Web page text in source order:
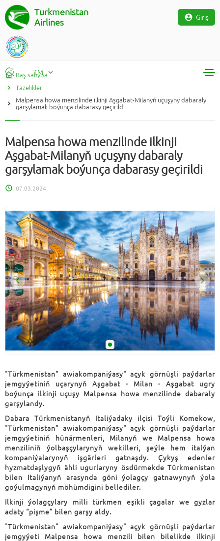
Turkmenistan
Airlines
Giriş
TM
RU
TM
Baş sahypa
Täzelikler
Malpensa howa menzilinde ilkinji Aşgabat-Milanyň uçuşyny dabaraly
garşylamak boýunça dabarasy geçirildi
Malpensa howa menzilinde ilkinji
Aşgabat-Milanyň uçuşyny dabaraly
garşylamak boýunça dabarasy geçirildi
07.03.2024
"Türkmenistan" awiakompaniýasy" açyk görnüşli paýdarlar
jemgyýetiniň uçarynyň Aşgabat - Milan - Aşgabat ugry
boýunça ilkinji uçuşy Malpensa howa menzilinde dabaraly
garşylandy.
Dabara Türkmenistanyň Italiýadaky ilçisi Toýli Komekow,
"Türkmenistan" awiakompaniýasy" açyk görnüşli paýdarlar
jemgyýetiniň hünärmenleri, Milanyň we Malpensa howa
menziliniň ýolbaşçylarynyň wekilleri, şeýle hem italýan
kompaniýalarynyň işgärleri gatnaşdy. Çykyş edenler
hyzmatdaşlygyň ähli ugurlaryny ösdürmekde Türkmenistan
bilen Italiýanyň arasynda göni ýolagçy gatnawynyň ýola
goýulmagynyň möhümdigini bellediler.
Ilkinji ýolagçylary milli türkmen eşikli çagalar we gyzlar
adaty “pişme” bilen garşy aldy.
"Türkmenistan" awiakompaniýasy" açyk görnüşli paýdarlar
jemgyýeti Malpensa howa menzili bilen bilelikde ilkinji